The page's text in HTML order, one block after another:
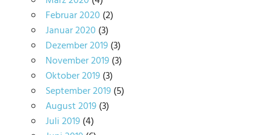
Februar 2020 (2)
Januar 2020 (3)
Dezember 2019(3)
November 2019(3)
Oktober 2019(3)
September 2019(5)
August 2019(3)
Juli 2019(4)